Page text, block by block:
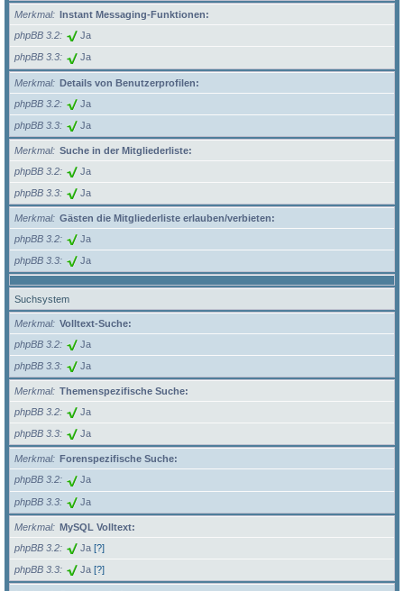
Merkmal
Instant Messaging-Funktionen:
phpBB 3.2
Ja
phpBB 3.3 Ja
Merkmal
Details von Benutzerprofilen:
phpBB 3.2
Ja
phpBB 3.3 Ja
Merkmal
Suche in der Mitgliederliste:
phpBB 3.2
Ja
phpBB 3.3 Ja
Merkmal
Gästen die Mitgliederliste erlauben/verbieten:
phpBB 3.2
Ja
phpBB 3.3 Ja
Suchsystem
Merkmal
Volltext-Suche:
phpBB 3.2
Ja
phpBB 3.3 Ja
Merkmal
Themenspezifische Suche:
phpBB 3.2
Ja
phpBB 3.3 Ja
Merkmal
Forenspezifische Suche:
phpBB 3.2
Ja
phpBB 3.3 Ja
Merkmal
MySQL Volltext:
phpBB 3.2
Ja [?]
phpBB 3.3 Ja [?]